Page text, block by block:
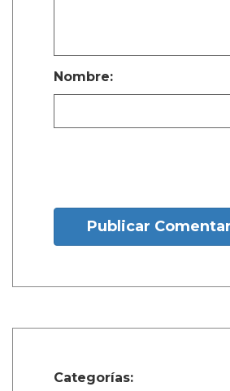
Nombre:
Publicar
Categorías: